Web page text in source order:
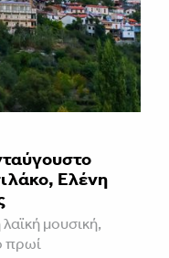
Ελένη
μουσική,
πρωί